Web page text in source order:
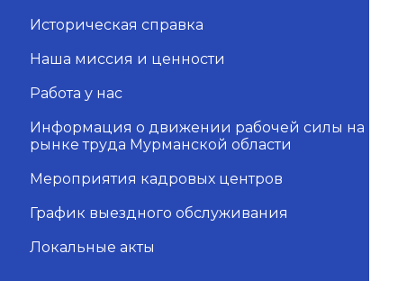
Историческая справка
Наша миссия и ценности
Работа у нас
Информация о движении рабочей силы на
рынке труда Мурманской области
Мероприятия кадровых центров
График выездного обслуживания
Локальные акты